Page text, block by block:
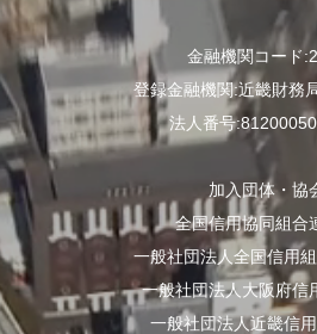
金融機関コード
登録金融機関:近畿財務
法人番号
加入団体・協
全国信用協同組合
一般社団法人全国信用
一般社団法人大阪府信
一般社団法人近畿信